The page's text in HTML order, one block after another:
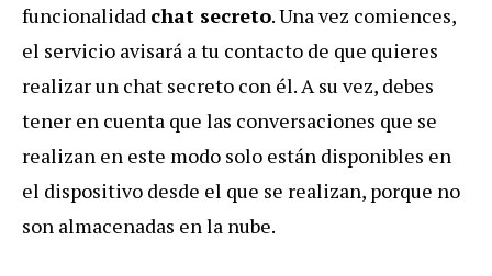
funcionalidad chat secreto. Una vez comiences,
el servicio avisará a tu contacto de que quieres
realizar un chat secreto con él. A su vez, debes
tener en cuenta que las conversaciones que se
realizan en este modo solo están disponibles en
el dispositivo desde el que se realizan, porque no
son almacenadas en la nube.